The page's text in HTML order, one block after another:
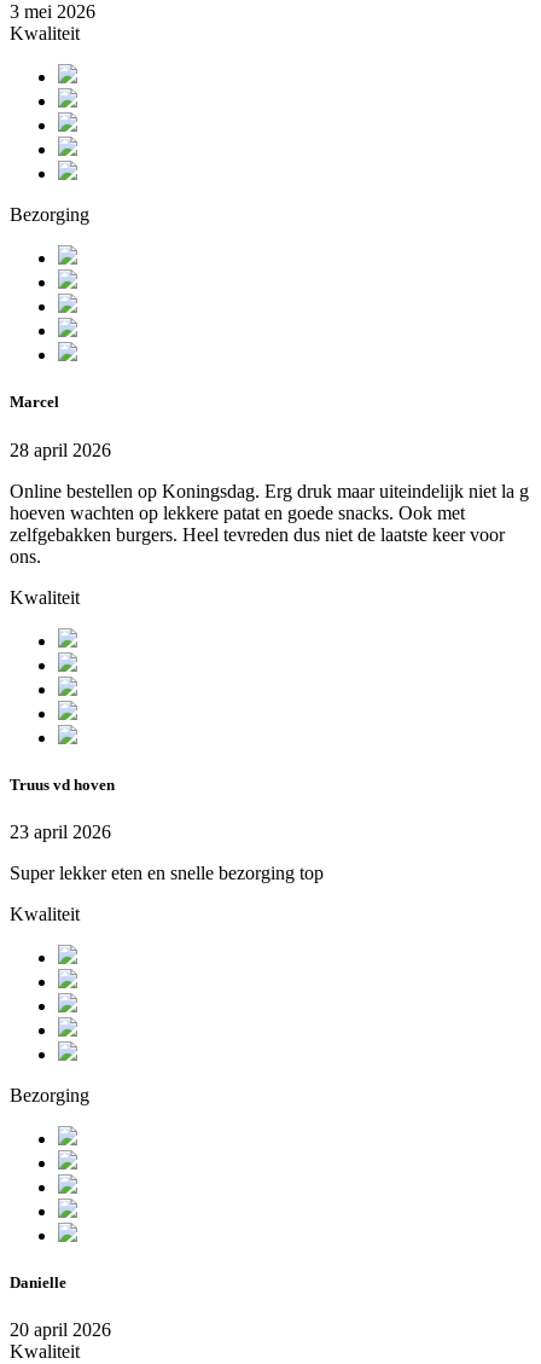
3 mei 2026
Kwaliteit
Bezorging
Marcel
28 april 2026
Online bestellen op Koningsdag. Erg druk maar uiteindelijk niet la g
hoeven wachten op lekkere patat en goede snacks. Ook met
zelfgebakken burgers. Heel tevreden dus niet de laatste keer voor
ons.
Kwaliteit
Truus vd hoven
23 april 2026
Super lekker eten en snelle bezorging top
Kwaliteit
Bezorging
Danielle
20 april 2026
Kwaliteit